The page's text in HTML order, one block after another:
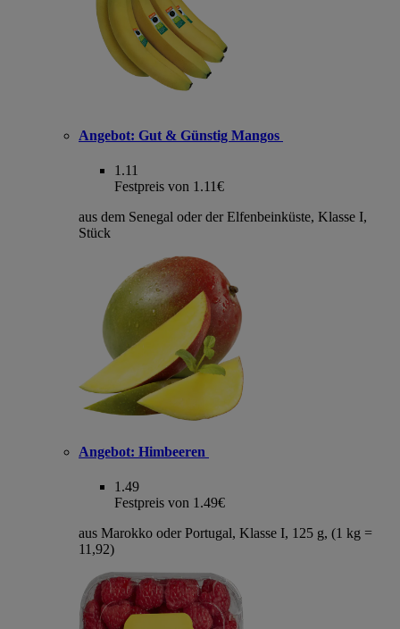
Angebot: Gut & Günstig Mangos
1.11
Festpreis von 1.11€
aus dem Senegal oder der Elfenbeinküste, Klasse I,
Stück
Angebot: Himbeeren
1.49
Festpreis von 1.49€
aus Marokko oder Portugal, Klasse I, 125 g, (1 kg =
11,92)